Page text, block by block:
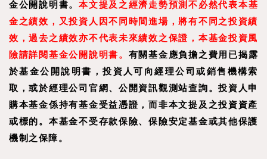
金公開說明書。本文提及之經濟走勢預測不必然代表本基
金之績效，又投資人因不同時間進場，將有不同之投資績
效，過去之績效亦不代表未來績效之保證，本基金投資風
險請詳閱基金公開說明書。 有關基金應負擔之費用已揭露
於基金公開說明書，投資人可向經理公司或銷售機構索
取，或於經理公司官網、公開資訊觀測站查詢。投資人申
購本基金係持有基金受益憑證，而非本文提及之投資資產
或標的。本基金不受存款保險、保險安定基金或其他保護
機制之保障。